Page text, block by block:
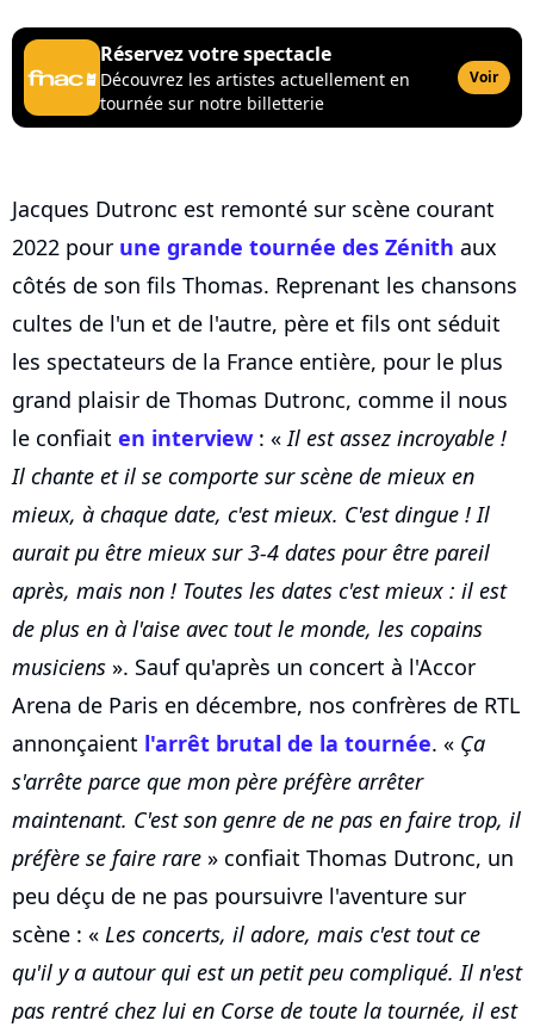
Réservez votre spectacle
Découvrez les artistes actuellement en
tournée sur notre billetterie
Voir
Jacques Dutronc est remonté sur scène courant
2022 pour une grande tournée des Zénith aux
côtés de son fils Thomas. Reprenant les chansons
cultes de l'un et de l'autre, père et fils ont séduit
les spectateurs de la France entière, pour le plus
grand plaisir de Thomas Dutronc, comme il nous
le confiait en interview : «Il est assez incroyable !
Il chante et il se comporte sur scène de mieux en
mieux, à chaque date, c'est mieux. C'est dingue ! Il
aurait pu être mieux sur 3-4 dates pour être pareil
après, mais non ! Toutes les dates c'est mieux : il est
de plus en à l'aise avec tout le monde, les copains
musiciens ». Sauf qu'après un concert à l'Accor
Arena de Paris en décembre, nos confrères de RTL
annonçaient l'arrêt brutal de la tournée. « Ça
s'arrête parce que mon père préfère arrêter
maintenant. C'est son genre de ne pas en faire trop, il
préfère se faire rare » confiait Thomas Dutronc, un
peu déçu de ne pas poursuivre l'aventure sur
scène : « Les concerts, il adore, mais c'est tout ce
qu'il y a autour qui est un petit peu compliqué. Il n'est
pas rentré chez lui en Corse de toute la tournée, il est